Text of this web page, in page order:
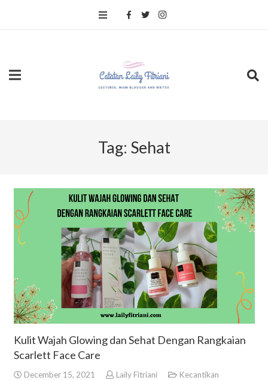
Tag: Sehat
Kulit Wajah Glowing dan Sehat Dengan Rangkaian
Scarlett Face Care
December 15, 2021 Laily Fitriani
Kecantikan